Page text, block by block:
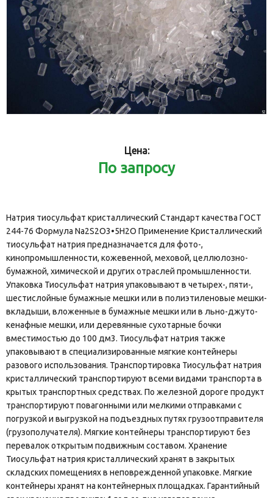
Цена:
По запросу
Натрия тиосульфат кристаллический Стандарт качества ГОСТ
244-76 Формула Na2S2O3•5H2O Применение Кристаллический
тиосульфат натрия предназначается для фото-,
кинопромышленности, кожевенной, меховой, целлюлозно-
бумажной, химической и других отраслей промышленности.
Упаковка Тиосульфат натрия упаковывают в четырех-, пяти-,
шестислойные бумажные мешки или в полиэтиленовые мешки-
вкладыши, вложенные в бумажные мешки или в льно-джуто-
кенафные мешки, или деревянные сухотарные бочки
вместимостью до 100 дм3. Тиосульфат натрия также
упаковывают в специализированные мягкие контейнеры
разового использования. Транспортировка Тиосульфат натрия
кристаллический транспортируют всеми видами транспорта в
крытых транспортных средствах. По железной дороге продукт
транспортируют повагонными или мелкими отправками с
погрузкой и выгрузкой на подъездных путях грузоотправителя
(грузополучателя). Мягкие контейнеры транспортируют без
перевалок открытым подвижным составом. Хранение
Тиосульфат натрия кристаллический хранят в закрытых
складских помещениях в неповрежденной упаковке. Мягкие
контейнеры хранят на контейнерных площадках. Гарантийный